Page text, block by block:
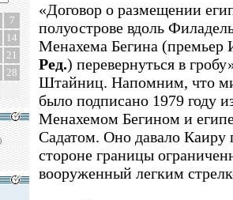
7
14
21
28
«Договор о размещении
полуострове вдоль
Менахема Бегина (премьер
Ред.) перевернуться в
Штайниц. Напомним, что
было подписано 1979 году
Менахемом Бегином и
Садатом. Оно давало Каиру
стороне границы
вооруженный легким